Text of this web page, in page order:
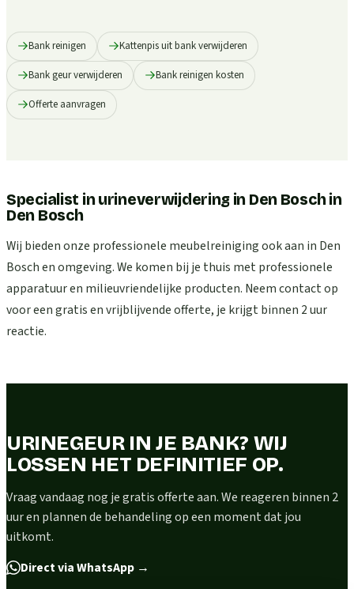
Bank reinigen Kattenpis uit bank verwijderen
Bank geur verwijderen Bank reinigen kosten
Offerte aanvragen
Specialist in urineverwijdering in Den Boschin
Den Bosch
Wij bieden onze professionele meubelreiniging ook aan in Den
Bosch en omgeving. We komen bij je thuis met professionele
apparatuur en milieuvriendelijke producten. Neem contact op
voor een gratis en vrijblijvende offerte, je krijgt binnen 2 uur
reactie.
URINEGEUR IN JE BANK? WIJ
LOSSEN HET DEFINITIEF OP.
Vraag vandaag nog je gratis offerte aan. We reageren binnen 2
uur en plannen de behandeling op een moment dat jou
uitkomt.
Direct via WhatsApp →